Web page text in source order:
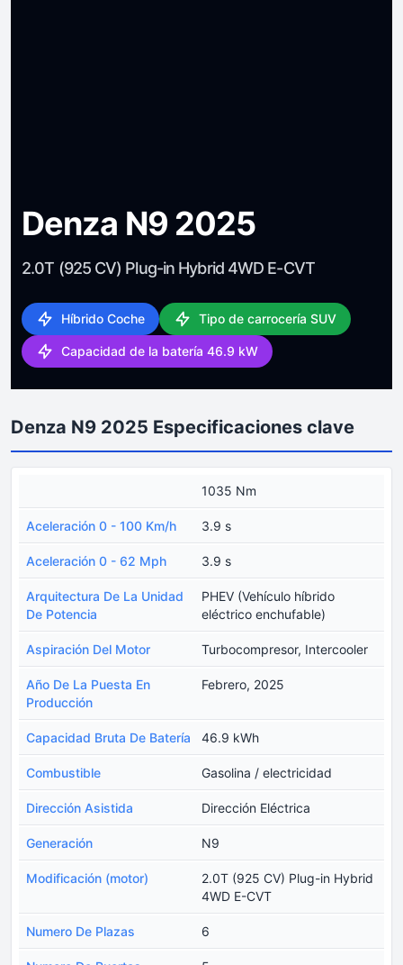
Denza N9 2025
2.0T (925 CV) Plug-in Hybrid 4WD E-CVT
Híbrido Coche Tipo de carrocería SUV
Capacidad de la batería 46.9 kW
Denza N9 2025 Especificaciones clave
1035 Nm
Aceleración 0 - 100 Km/h 3.9 s
Aceleración 0 - 62 Mph 3.9 s
Arquitectura De La Unidad
De Potencia
PHEV (Vehículo híbrido
eléctrico enchufable)
Aspiración Del Motor Turbocompresor, Intercooler
Año De La Puesta En
Producción
Febrero, 2025
Capacidad Bruta De Batería 46.9 kWh
Combustible Gasolina / electricidad
Dirección Asistida Dirección Eléctrica
Generación N9
Modificación (motor)
2.0T (925 CV) Plug-in Hybrid
4WD E-CVT
Numero De Plazas 6